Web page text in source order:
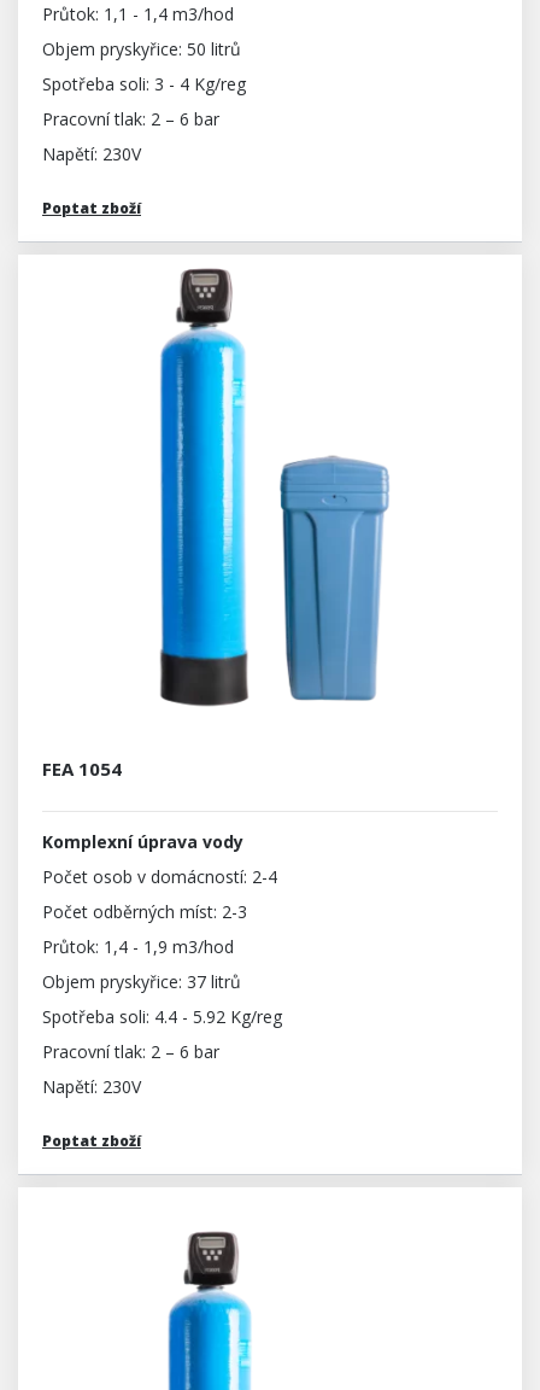
Průtok: 1,1 - 1,4 m3/hod
Objem pryskyřice: 50 litrů
Spotřeba soli: 3 - 4 Kg/reg
Pracovní tlak: 2 – 6 bar
Napětí: 230V
Poptat zboží
FEA 1054
Komplexní úprava vody
Počet osob v domácností: 2-4
Počet odběrných míst: 2-3
Průtok: 1,4 - 1,9 m3/hod
Objem pryskyřice: 37 litrů
Spotřeba soli: 4.4 - 5.92 Kg/reg
Pracovní tlak: 2 – 6 bar
Napětí: 230V
Poptat zboží